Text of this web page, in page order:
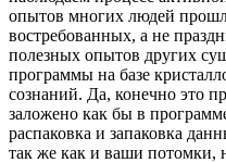
опытов многих людей
востребованных, а не
полезных опытов других
программы на базе
сознаний. Да, конечно это
заложено как бы в
распаковка и запаковка
так же как и ваши